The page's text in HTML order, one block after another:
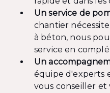
Un service de
chantier
à béton, nous
service en
Un
équipe d'experts
vous conseiller et